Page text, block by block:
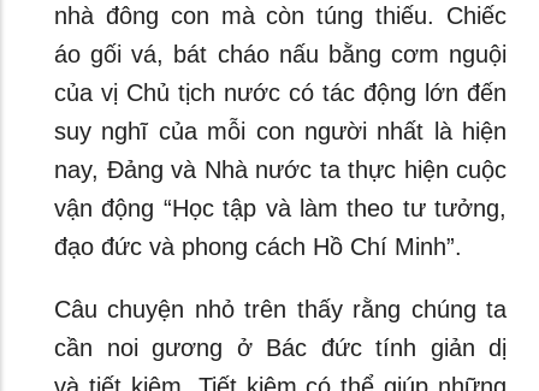
nhà đông con mà còn túng thiếu. Chiếc
áo gối vá, bát cháo nấu bằng cơm nguội
của vị Chủ tịch nước có tác động lớn đến
suy nghĩ của mỗi con người nhất là hiện
nay, Đảng và Nhà nước ta thực hiện cuộc
vận động “Học tập và làm theo tư tưởng,
đạo đức và phong cách Hồ Chí Minh”.
Câu chuyện nhỏ trên thấy rằng chúng ta
cần noi gương ở Bác đức tính giản dị